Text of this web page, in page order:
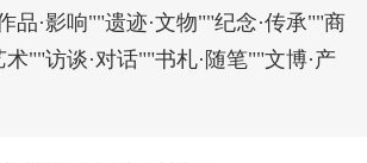
品·影响""遗迹·文物""纪念·传承""商
术""访谈·对话""书札·随笔""文博·产